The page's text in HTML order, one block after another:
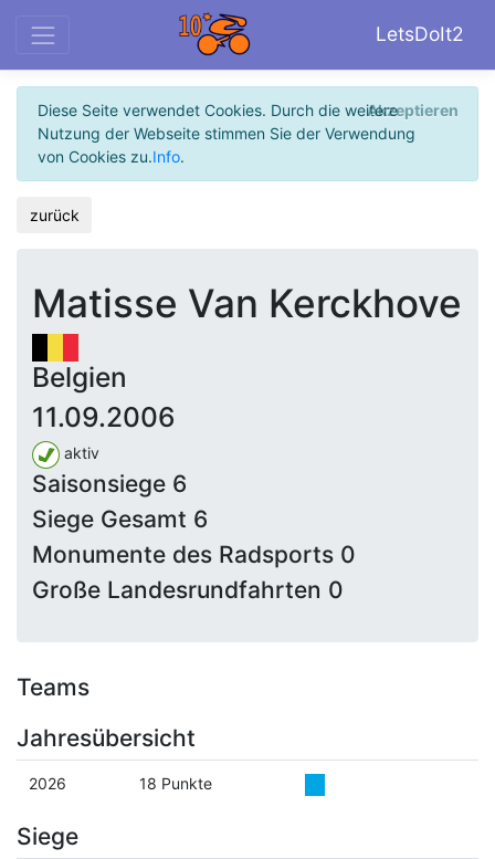
LetsDoIt2
Diese Seite verwendet Cookies. Durch die weitere
Nutzung der Webseite stimmen Sie der Verwendung
von Cookies zu.Info.
Akzeptieren
zurück
Matisse Van Kerckhove
Belgien
11.09.2006
aktiv
Saisonsiege 6
Siege Gesamt 6
Monumente des Radsports 0
Große Landesrundfahrten 0
Teams
Jahresübersicht
2026 18 Punkte
Siege